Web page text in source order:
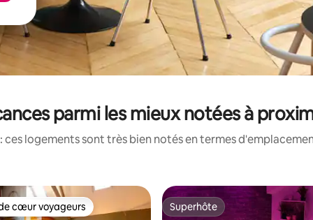
parmi les mieux notées à
ces logements sont très bien notés en termes
cœur voyageurs les plus appréciés
cœur voyageurs Superhôte
Superhôte